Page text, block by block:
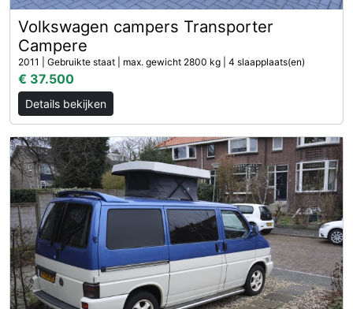
Volkswagen campers Transporter
Campere
2011 | Gebruikte staat | max. gewicht 2800 kg | 4 slaapplaats(en)
€ 37.500
Details bekijken